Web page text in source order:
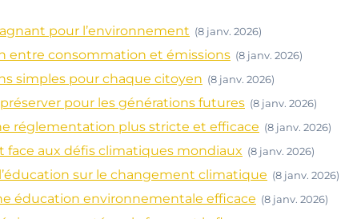
pour l’environnement (8 janv. 2026)
entre consommation et émissions (8 janv. 2026)
simples pour chaque citoyen (8 janv. 2026)
pour les générations futures (8 janv. 2026)
réglementation plus stricte et efficace (8 janv. 2026)
face aux défis climatiques mondiaux (8 janv. 2026)
sur le changement climatique (8 janv. 2026)
éducation environnementale efficace (8 janv. 2026)